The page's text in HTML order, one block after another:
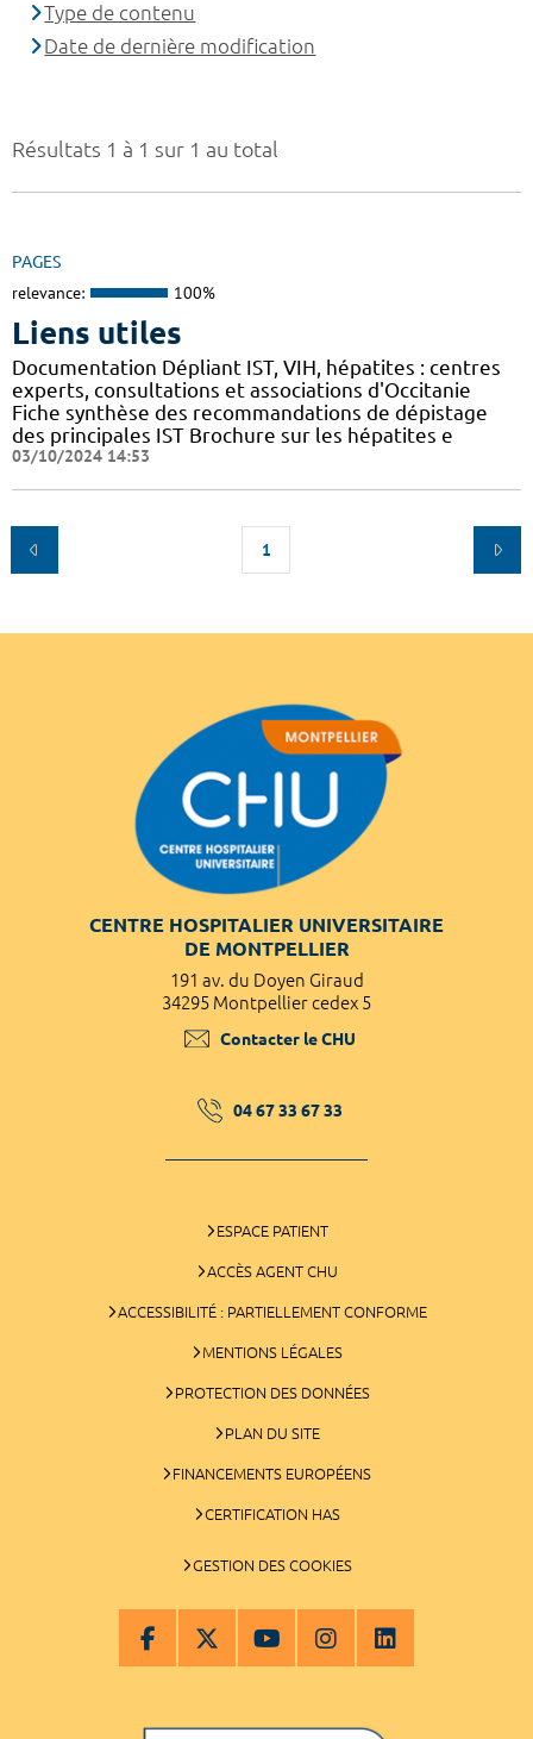
Résultats 1 à 1 sur 1 au total
PAGES
relevance: 100%
Liens utiles
Documentation Dépliant IST, VIH, hépatites : centres
experts, consultations et associations d'Occitanie
Fiche synthèse des recommandations de dépistage
des principales IST Brochure sur les hépatites e
03/10/2024 14:53
1
Type de contenu
Date de dernière modification
CENTRE HOSPITALIER UNIVERSITAIRE
DE MONTPELLIER
191 av. du Doyen Giraud
34295 Montpellier cedex 5
Contacter le CHU
04 67 33 67 33
ESPACE PATIENT
ACCÈS AGENT CHU
ACCESSIBILITÉ : PARTIELLEMENT CONFORME
MENTIONS LÉGALES
PROTECTION DES DONNÉES
PLAN DU SITE
FINANCEMENTS EUROPÉENS
CERTIFICATION HAS
GESTION DES COOKIES